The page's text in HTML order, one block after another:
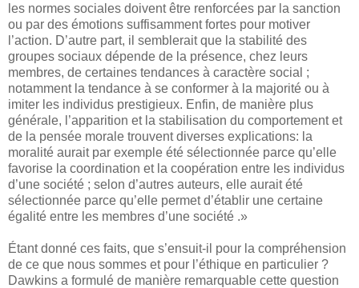
les normes sociales doivent être renforcées par la sanction
ou par des émotions suffisamment fortes pour motiver
l’action. D’autre part, il semblerait que la stabilité des
groupes sociaux dépende de la présence, chez leurs
membres, de certaines tendances à caractère social ;
notamment la tendance à se conformer à la majorité ou à
imiter les individus prestigieux. Enfin, de manière plus
générale, l’apparition et la stabilisation du comportement et
de la pensée morale trouvent diverses explications: la
moralité aurait par exemple été sélectionnée parce qu’elle
favorise la coordination et la coopération entre les individus
d’une société ; selon d’autres auteurs, elle aurait été
sélectionnée parce qu’elle permet d’établir une certaine
égalité entre les membres d’une société .»
Étant donné ces faits, que s’ensuit-il pour la compréhension
de ce que nous sommes et pour l’éthique en particulier ?
Dawkins a formulé de manière remarquable cette question